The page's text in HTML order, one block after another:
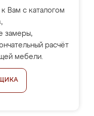
Вам с каталогом
замеры,
расчёт
мебели.